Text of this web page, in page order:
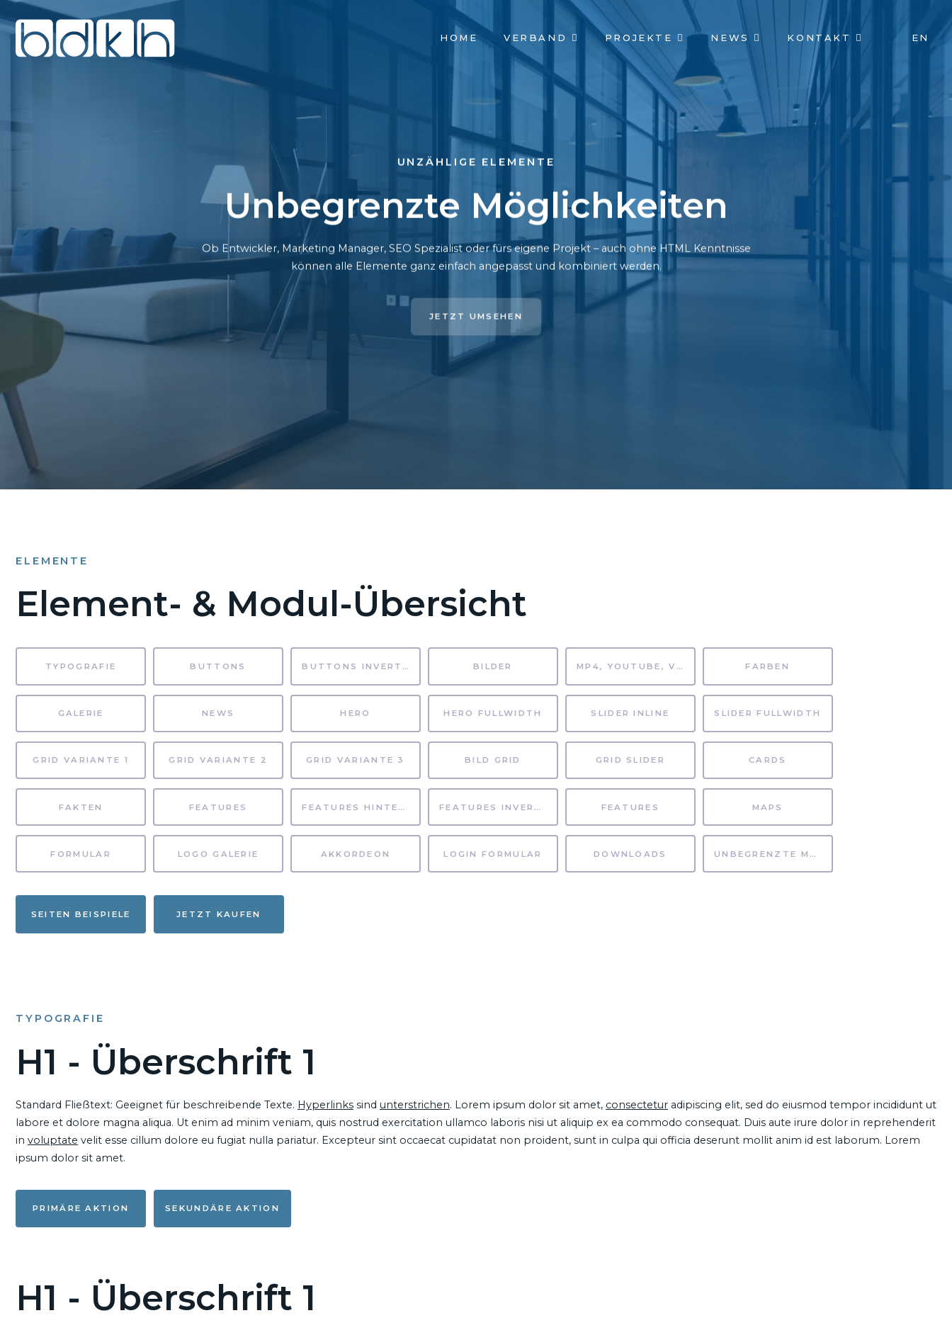
NAVIGATION
ÜBERSPRINGEN
HOME VERBAND PROJEKTE NEWS KONTAKT EN
UNZÄHLIGE ELEMENTE
Unbegrenzte Möglichkeiten
Ob Entwickler, Marketing Manager, SEO Spezialist oder fürs eigene Projekt – auch ohne HTML Kenntnisse
können alle Elemente ganz einfach angepasst und kombiniert werden.
JETZT UMSEHEN
ELEMENTE
Element- & Modul-Übersicht
TYPOGRAFIE BUTTONS BUTTONS INVERTIERT BILDER MP4, YOUTUBE, VIMEO FARBEN
GALERIE NEWS HERO HERO FULLWIDTH SLIDER INLINE SLIDER FULLWIDTH
GRID VARIANTE 1 GRID VARIANTE 2 GRID VARIANTE 3 BILD GRID GRID SLIDER CARDS
FAKTEN FEATURES FEATURES HINTERGRUND FEATURES INVERTIERT FEATURES MAPS
FORMULAR LOGO GALERIE AKKORDEON LOGIN FORMULAR DOWNLOADS UNBEGRENZTE MÖGLICHKEITEN
SEITEN BEISPIELE JETZT KAUFEN
TYPOGRAFIE
H1 - Überschrift 1
Standard Fließtext: Geeignet für beschreibende Texte. Hyperlinks sind unterstrichen. Lorem ipsum dolor sit amet, consectetur adipiscing elit, sed do eiusmod tempor incididunt ut
labore et dolore magna aliqua. Ut enim ad minim veniam, quis nostrud exercitation ullamco laboris nisi ut aliquip ex ea commodo consequat. Duis aute irure dolor in reprehenderit
in voluptate velit esse cillum dolore eu fugiat nulla pariatur. Excepteur sint occaecat cupidatat non proident, sunt in culpa qui officia deserunt mollit anim id est laborum. Lorem
ipsum dolor sit amet.
PRIMÄRE AKTION SEKUNDÄRE AKTION
H1 - Überschrift 1